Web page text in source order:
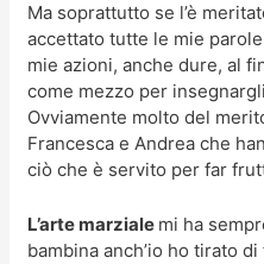
Ma soprattutto se l’è
accettato tutte le mie
mie azioni, anche dure, al
come mezzo per
Ovviamente molto del
Francesca e Andrea che
ciò che è servito per far
L’arte marziale mi ha
bambina anch’io ho tirato